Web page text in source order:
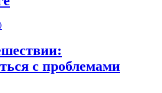
с проблемами